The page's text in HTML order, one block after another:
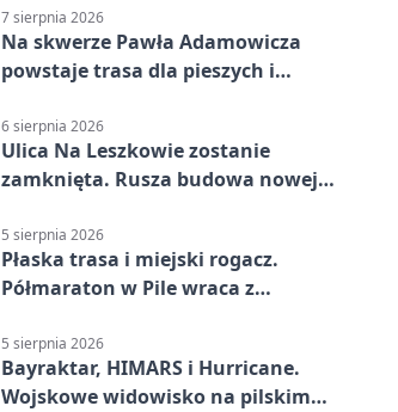
7 sierpnia 2026
Na skwerze Pawła Adamowicza
powstaje trasa dla pieszych i
6 sierpnia 2026
Ulica Na Leszkowie zostanie
zamknięta. Rusza budowa nowej
5 sierpnia 2026
Płaska trasa i miejski rogacz.
Półmaraton w Pile wraca z
5 sierpnia 2026
Bayraktar, HIMARS i Hurricane.
Wojskowe widowisko na pilskim